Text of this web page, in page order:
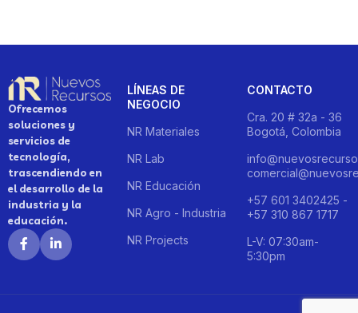
Ofrecemos
soluciones y
servicios de
tecnología,
trascendiendo en
el desarrollo de la
industria y la
educación.
LÍNEAS DE
NEGOCIO
NR Materiales
NR Lab
NR Educación
NR Agro - Industria
NR Projects
CONTACTO
Cra. 20 # 32a - 36
Bogotá, Colombia
+57 601 3402425 -
+57 310 867 1717
L-V: 07:30am-
5:30pm